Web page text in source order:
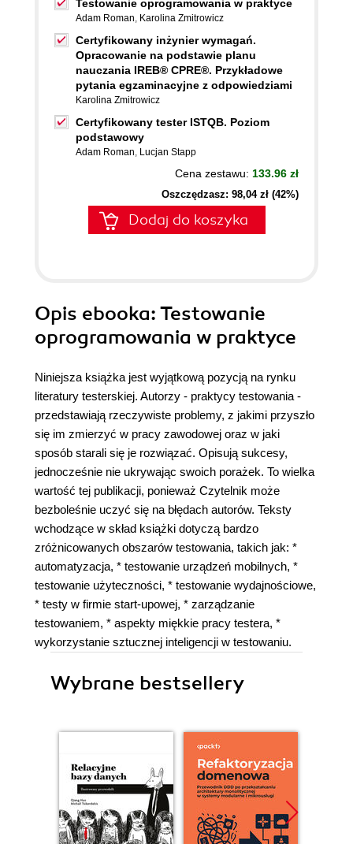
Testowanie oprogramowania w praktyce
Adam Roman, Karolina Zmitrowicz
Certyfikowany inżynier wymagań.
Opracowanie na podstawie planu
nauczania IREB® CPRE®. Przykładowe
pytania egzaminacyjne z odpowiedziami
Karolina Zmitrowicz
Certyfikowany tester ISTQB. Poziom
podstawowy
Adam Roman, Lucjan Stapp
Cena zestawu: 133.96 zł
Oszczędzasz: 98,04 zł (42%)
Dodaj do koszyka
Opis ebooka: Testowanie
oprogramowania w praktyce
Niniejsza książka jest wyjątkową pozycją na rynku
literatury testerskiej. Autorzy - praktycy testowania -
przedstawiają rzeczywiste problemy, z jakimi przyszło
się im zmierzyć w pracy zawodowej oraz w jaki
sposób starali się je rozwiązać. Opisują sukcesy,
jednocześnie nie ukrywając swoich porażek. To wielka
wartość tej publikacji, ponieważ Czytelnik może
bezboleśnie uczyć się na błędach autorów. Teksty
wchodzące w skład książki dotyczą bardzo
zróżnicowanych obszarów testowania, takich jak: *
automatyzacja, * testowanie urządzeń mobilnych, *
testowanie użyteczności, * testowanie wydajnościowe,
* testy w firmie start-upowej, * zarządzanie
testowaniem, * aspekty miękkie pracy testera, *
wykorzystanie sztucznej inteligencji w testowaniu.
Wybrane bestsellery